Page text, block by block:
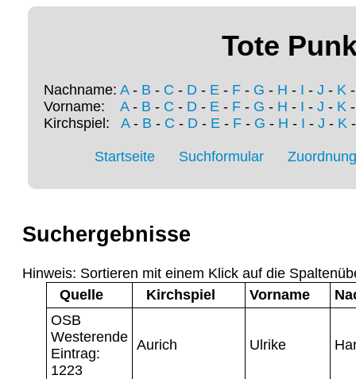
Tote
Nachname: A- B - C - D - E - F - G - H - I - J - K
Vorname: A- B - C - D - E - F - G - H - I - J - K
Kirchspiel: A- B - C - D- E- F- G - H - I - J - K
Startseite Suchformular
Suchergebnisse
Hinweis: Sortieren mit einem Klick auf die
Quelle
Kirchspiel Vorname
OSB
Westerende
Eintrag:
1223
Aurich Ulrike